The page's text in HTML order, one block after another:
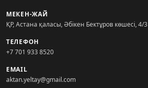
МЕКЕН-ЖАЙ
ҚР, Астана қаласы, Әбікен Бектұров көшесі, 4/3
ТЕЛЕФОН
+7 701 933 8520
EMAIL
aktan.yeltay@gmail.com